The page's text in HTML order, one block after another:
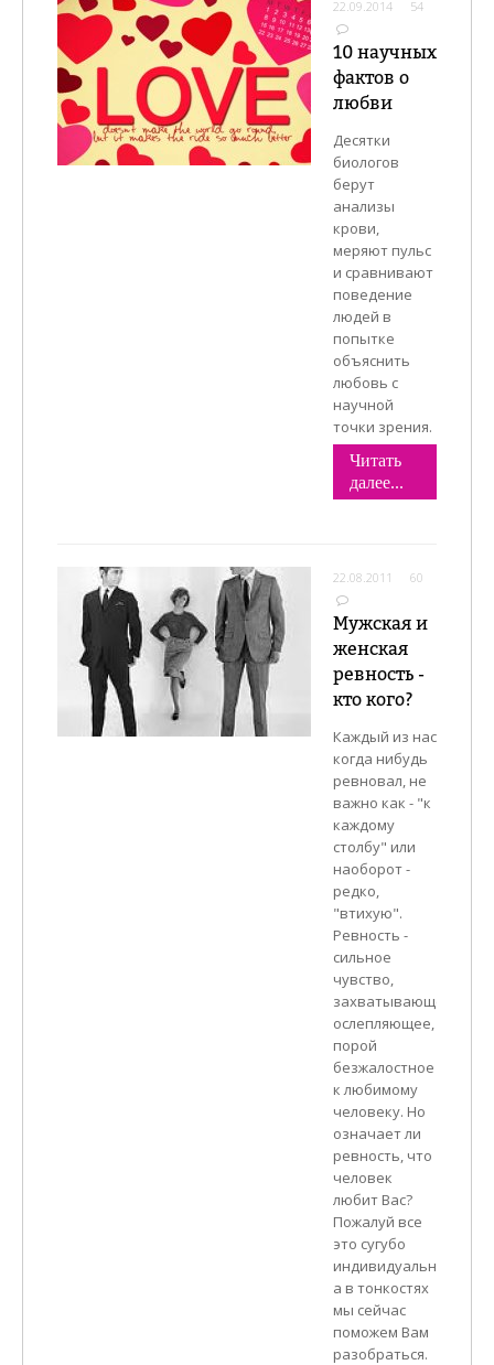
22.09.2014 54
10 научных
фактов о
любви
Десятки
биологов
берут
анализы
крови,
меряют пульс
и сравнивают
поведение
людей в
попытке
объяснить
любовь с
научной
точки зрения.
Читать
далее...
22.08.2011 60
Мужская и
женская
ревность -
кто кого?
Каждый из нас
когда нибудь
ревновал, не
важно как - "к
каждому
столбу" или
наоборот -
редко,
"втихую".
Ревность -
сильное
чувство,
захватывающее,
ослепляющее,
порой
безжалостное
к любимому
человеку. Но
означает ли
ревность, что
человек
любит Вас?
Пожалуй все
это сугубо
индивидуально,
а в тонкостях
мы сейчас
поможем Вам
разобраться.